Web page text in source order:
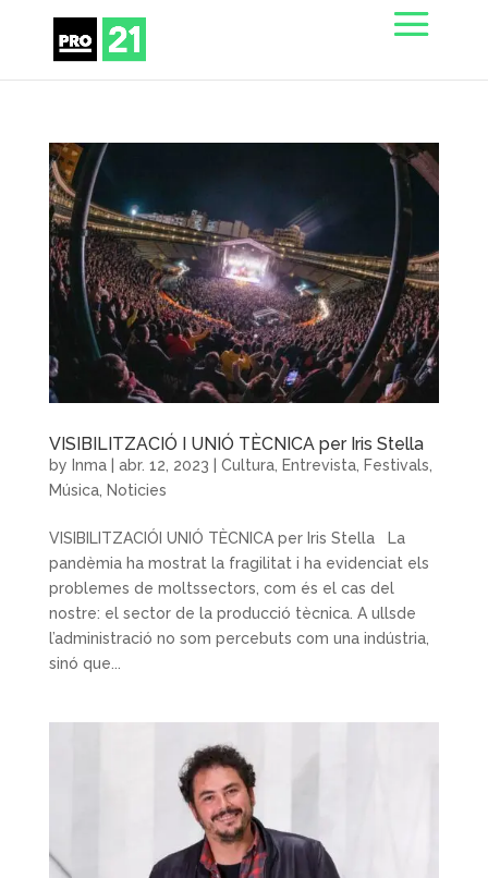
VISIBILITZACIÓ I UNIÓ TÈCNICA per Iris Stella
by Inma| abr. 12, 2023 Cultura, Entrevista, Festivals
Música, Noticies
VISIBILITZACIÓI UNIÓ TÈCNICA per Iris Stella La
pandèmia ha mostrat la fragilitat i ha evidenciat els
problemes de moltssectors, com és el cas del
nostre: el sector de la producció tècnica. A ullsde
l’administració no som percebuts com una indústria,
sinó que...